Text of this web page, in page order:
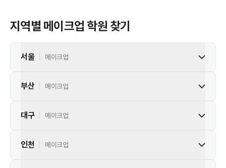
지역별 메이크업 학원 찾기
서울 메이크업
부산 메이크업
대구 메이크업
인천 메이크업